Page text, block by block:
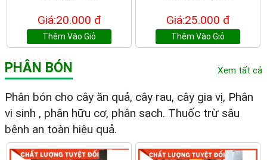
Giá:20.000 đ
Thêm Vào Giỏ
Giá:25.000 đ
Thêm Vào Giỏ
PHÂN BÓN Xem tất cả
Phân bón cho cây ăn quả, cây rau, cây gia vị, Phân
vi sinh , phân hữu cơ, phân sạch. Thuốc trừ sâu
bệnh an toàn hiệu quả.